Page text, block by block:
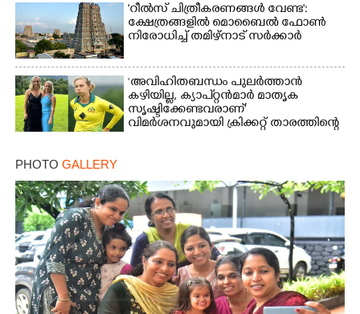
'റീൽസ് ചിത്രീകരണങ്ങൾ വേണ്ട':
ക്ഷേത്രങ്ങളിൽ മൊബൈൽ ഫോൺ
നിരോധിച്ച് തമിഴ്നാട് സർക്കാർ
‘അവിഹിതബന്ധം പുലർത്താൻ
കഴിയില്ല,​ ക്യാപ്റ്റൻമാർ മാതൃക
സൃഷ്ടിക്കേണ്ടവരാണ്'
വിമർശനവുമായി ക്രിക്കറ്റ് താരത്തിന്റെ
PHOTO GALLERY